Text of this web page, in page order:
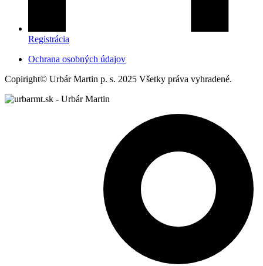
Registrácia
Ochrana osobných údajov
Copiright© Urbár Martin p. s. 2025 Všetky práva vyhradené.